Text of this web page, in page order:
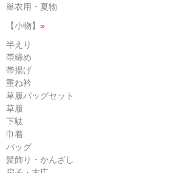
単衣用・夏物
【小物】 »
半えり
帯締め
帯揚げ
重ね衿
草履バッグセット
草履
下駄
巾着
バッグ
髪飾り・かんざし